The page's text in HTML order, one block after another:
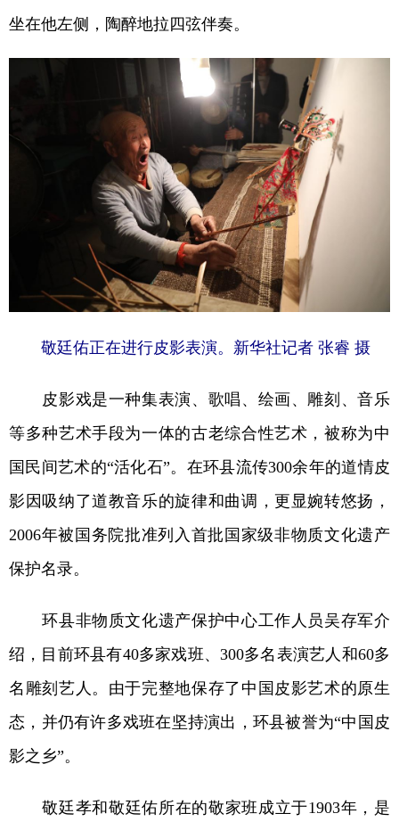
彩票 娱乐 时尚
一带一路 亚太网 上市公司
天津 河北
吉林 上海
安徽 福建
四川 贵州 云南 西藏
陕西 甘肃 青海 宁夏
新疆 内蒙古 黑龙江
多语种频道
Русский язык 日本語 한국어
Deutsch Português
坐在他左侧，陶醉地拉四弦伴奏。
敬廷佑正在进行皮影表演。新华社记者 张睿 摄
皮影戏是一种集表演、歌唱、绘画、雕刻、音乐
等多种艺术手段为一体的古老综合性艺术，被称为中
国民间艺术的“活化石”。在环县流传300余年的道情皮
影因吸纳了道教音乐的旋律和曲调，更显婉转悠扬，
2006年被国务院批准列入首批国家级非物质文化遗产
保护名录。
环县非物质文化遗产保护中心工作人员吴存军介
绍，目前环县有40多家戏班、300多名表演艺人和60多
名雕刻艺人。由于完整地保存了中国皮影艺术的原生
态，并仍有许多戏班在坚持演出，环县被誉为“中国皮
影之乡”。
敬廷孝和敬廷佑所在的敬家班成立于1903年，是